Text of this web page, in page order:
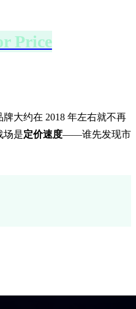
Price
大约在 2018 年左右就不再
场是定价速度——谁先发现市